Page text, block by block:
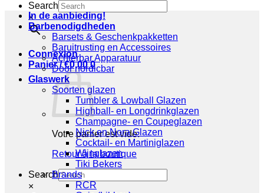
Search
×
Connexion
Panier /€0,00 0
Votre panier est vide.
Retour à la boutique
Search
×
In de aanbieding!
Barbenodigdheden
Barsets & Geschenkpakketten
Baruitrusting en Accessoires
Achterbar Apparatuur
Door nordicbar
Glaswerk
Soorten glazen
Tumbler & Lowball Glazen
Highball- en Longdrinkglazen
Champagne- en Coupeglazen
Nick en Nora Glazen
Cocktail- en Martiniglazen
Wijnglazen
Tiki Bekers
Brands
RCR